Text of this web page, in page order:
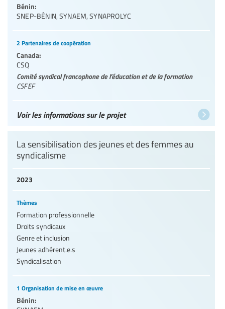
Bénin:
SNEP-BÉNIN, SYNAEM,SYNAPROLYC
2 Partenaires de coopération
Canada:
CSQ
Comité syndical francophone de l’éducation et de la formation
CSFEF
Voir les informations sur le projet
2023
La sensibilisation des jeunes et des femmes au
syndicalisme
Thèmes
Formation professionnelle
Droits syndicaux
Genre et inclusion
Jeunes adhérent.e.s
Syndicalisation
1 Organisation de mise en œuvre
Bénin: